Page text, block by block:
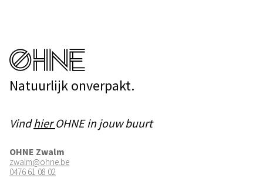
Natuurlijk onverpakt.
VindhierOHNE in jouw buurt
OHNE Zwalm
zwalm@ohne.be
0476 61 08 02